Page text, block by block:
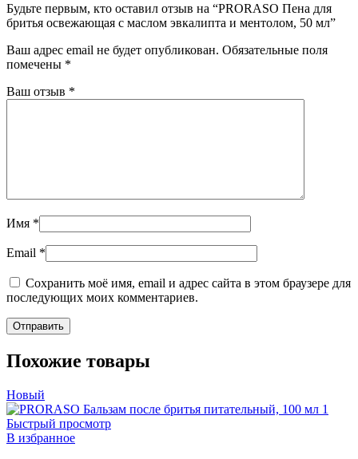
Будьте первым, кто оставил отзыв на “PRORASO Пена для
бритья освежающая с маслом эвкалипта и ментолом, 50 мл”
Ваш адрес email не будет опубликован. Обязательные поля
помечены *
Ваш отзыв *
Имя *
Email *
Сохранить моё имя, email и адрес сайта в этом браузере для
последующих моих комментариев.
Похожие товары
Новый
Быстрый просмотр
В избранное